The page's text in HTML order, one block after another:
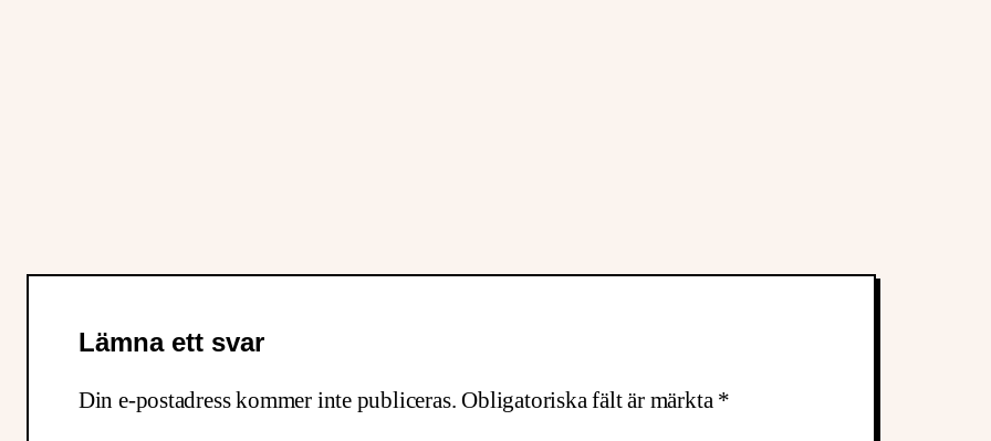
Lämna ett svar
Din e-postadress kommer inte publiceras. Obligatoriska fält är märkta *